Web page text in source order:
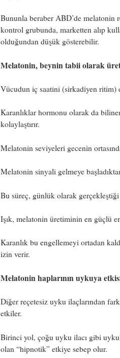
Bununla beraber ABD’de melatonin
kontrol grubunda, marketten alıp
olduğundan düşük gösterebilir.
Melatonin, beynin tabii olarak
Vücudun iç saatini (sirkadiyen ritim)
Karanlıklar hormonu olarak da
kolaylaştırır.
Melatonin seviyeleri gecenin
Melatonin sinyali gelmeye
Bu süreç, günlük olarak
Işık, melatonin üretiminin en güçlü
Karanlık bu engellemeyi ortadan
izin verir.
Melatonin haplarının uykuya
Diğer reçetesiz uyku ilaçlarından
etkiler.
Birinci yol, çoğu uyku ilacı gibi
olan “hipnotik” etkiye sebep olur.